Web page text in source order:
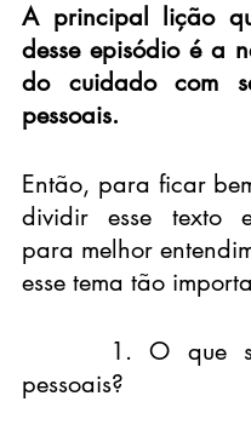
A principal lição
desse episódio é a
do cuidado com
pessoais.
Então, para ficar
dividir esse texto
para melhor
esse tema tão
pessoais?